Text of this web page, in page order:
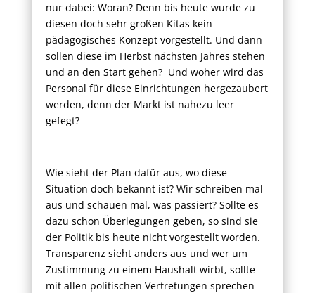
nur dabei: Woran? Denn bis heute wurde zu
diesen doch sehr großen Kitas kein
pädagogisches Konzept vorgestellt. Und dann
sollen diese im Herbst nächsten Jahres stehen
und an den Start gehen? Und woher wird das
Personal für diese Einrichtungen hergezaubert
werden, denn der Markt ist nahezu leer
gefegt?
Wie sieht der Plan dafür aus, wo diese
Situation doch bekannt ist? Wir schreiben mal
aus und schauen mal, was passiert? Sollte es
dazu schon Überlegungen geben, so sind sie
der Politik bis heute nicht vorgestellt worden.
Transparenz sieht anders aus und wer um
Zustimmung zu einem Haushalt wirbt, sollte
mit allen politischen Vertretungen sprechen